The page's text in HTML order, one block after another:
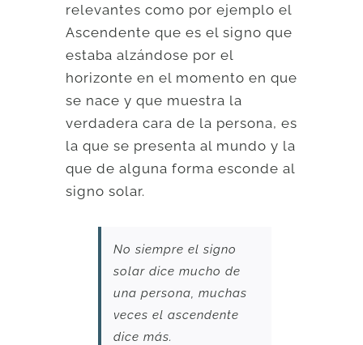
relevantes como por ejemplo el
Ascendente que es el signo que
estaba alzándose por el
horizonte en el momento en que
se nace y que muestra la
verdadera cara de la persona, es
la que se presenta al mundo y la
que de alguna forma esconde al
signo solar.
No siempre el signo
solar dice mucho de
una persona, muchas
veces el ascendente
dice más.